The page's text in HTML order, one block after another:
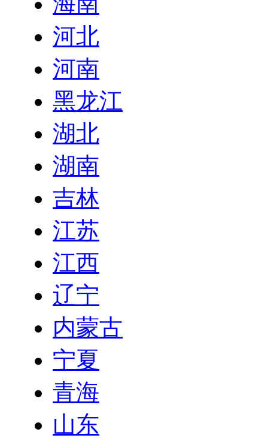
河北
河南
黑龙江
湖北
湖南
吉林
江苏
江西
辽宁
内蒙古
宁夏
青海
山东